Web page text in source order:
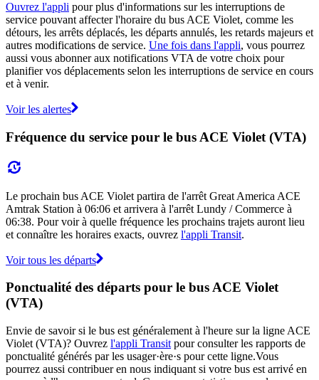
Ouvrez l'appli pour plus d'informations sur les interruptions de
service pouvant affecter l'horaire du bus ACE Violet, comme les
détours, les arrêts déplacés, les départs annulés, les retards majeurs et
autres modifications de service. Une fois dans l'appli, vous pourrez
aussi vous abonner aux notifications VTA de votre choix pour
planifier vos déplacements selon les interruptions de service en cours
et à venir.
Voir les alertes
Fréquence du service pour le bus ACE Violet (VTA)
Le prochain bus ACE Violet partira de l'arrêt Great America ACE
Amtrak Station à 06:06 et arrivera à l'arrêt Lundy / Commerce à
06:38. Pour voir à quelle fréquence les prochains trajets auront lieu
et connaître les horaires exacts, ouvrez l'appli Transit.
Voir tous les départs
Ponctualité des départs pour le bus ACE Violet
(VTA)
Envie de savoir si le bus est généralement à l'heure sur la ligne ACE
Violet (VTA)? Ouvrez l'appli Transit pour consulter les rapports de
ponctualité générés par les usager·ère·s pour cette ligne.Vous
pourrez aussi contribuer en nous indiquant si votre bus est arrivé en